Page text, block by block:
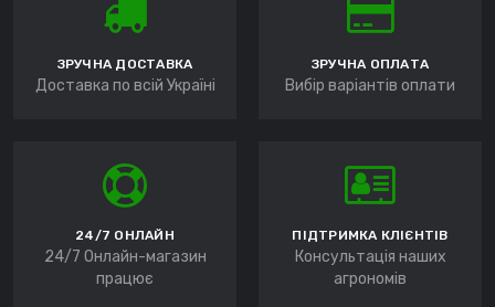
ЗРУЧНА ДОСТАВКА
Доставка по всій Україні
ЗРУЧНА ОПЛАТА
Вибір варіантів оплати
24/7 ОНЛАЙН
24/7 Онлайн-магазин
працює
ПІДТРИМКА КЛІЄНТІВ
Консультація наших
агрономів